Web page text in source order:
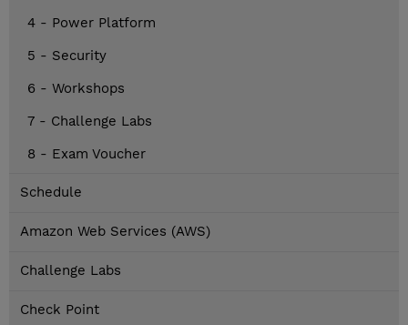
4 - Power Platform
5 - Security
6 - Workshops
7 - Challenge Labs
8 - Exam Voucher
Schedule
Amazon Web Services (AWS)
Challenge Labs
Check Point